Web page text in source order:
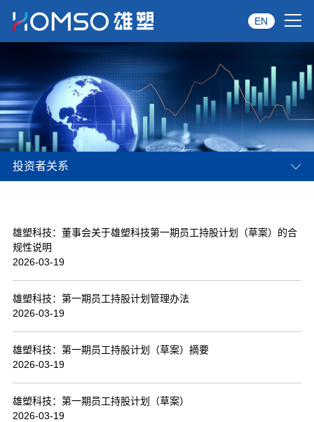
关于雄塑
产品中心
品牌服务
资讯中心
经典案例
联系我们
EN
投资者关系
雄塑科技：董事会关于雄塑科技第一期员工持股计划（草案）的合
规性说明
2026-03-19
雄塑科技：第一期员工持股计划管理办法
2026-03-19
雄塑科技：第一期员工持股计划（草案）摘要
2026-03-19
雄塑科技：第一期员工持股计划（草案）
2026-03-19